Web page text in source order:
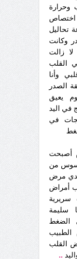
وحرارة
تحاليل
وكانت
زالت
القلب
وأنا
الصدر
يعيق
في اليد
في
أصبحت
من
مرض
أمراض
سليمة
الضغط
القلب
..